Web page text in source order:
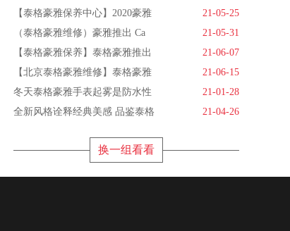
【泰格豪雅保养中心】2020豪雅
21-05-25
（泰格豪雅维修）豪雅推出 Ca
21-05-31
【泰格豪雅保养】泰格豪雅推出
21-06-07
【北京泰格豪雅维修】泰格豪雅
21-06-15
冬天泰格豪雅手表起雾是防水性
21-01-28
全新风格诠释经典美感 品鉴泰格
21-04-26
换一组看看